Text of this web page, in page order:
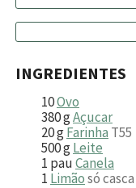
INGREDIENTES
10Ovo
380gAçucar
20gFarinha T55
500gLeite
1 pauCanela
1 Limãosó casca